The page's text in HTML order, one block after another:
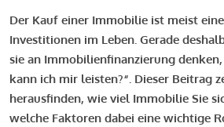
Der Kauf einer Immobilie ist meist
Investitionen im Leben. Gerade
sie an Immobilienfinanzierung denken,
kann ich mir leisten?“. Dieser Beitrag
herausfinden, wie viel Immobilie Sie
welche Faktoren dabei eine wichtige